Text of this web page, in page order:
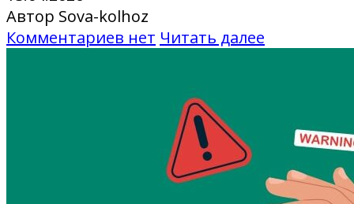
Автор Sova-kolhoz
Комментариев нет Читать далее